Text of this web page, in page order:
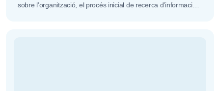
sobre l’organització, el procés inicial de recerca d’informació,